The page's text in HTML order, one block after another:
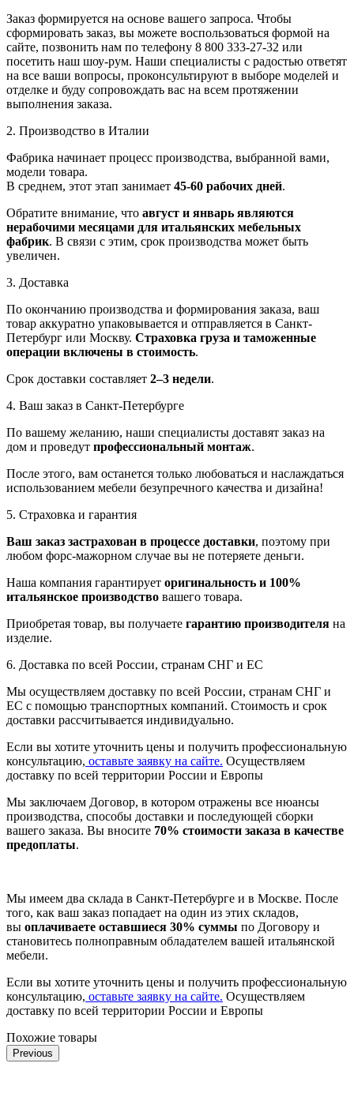
Заказ формируется на основе вашего запроса. Чтобы
сформировать заказ, вы можете воспользоваться формой на
сайте, позвонить нам по телефону 8 800 333-27-32 или
посетить наш шоу-рум. Наши специалисты с радостью ответят
на все ваши вопросы, проконсультируют в выборе моделей и
отделке и буду сопровождать вас на всем протяжении
выполнения заказа.
2. Производство в Италии
Фабрика начинает процесс производства, выбранной вами,
модели товара.
В среднем, этот этап занимает 45-60 рабочих дней.
Обратите внимание, что август и январь являются
нерабочими месяцами для итальянских мебельных
фабрик. В связи с этим, срок производства может быть
увеличен.
3. Доставка
По окончанию производства и формирования заказа, ваш
товар аккуратно упаковывается и отправляется в Санкт-
Петербург или Москву. Страховка груза и таможенные
операции включены в стоимость.
Срок доставки составляет 2–3 недели.
4. Ваш заказ в Санкт-Петербурге
По вашему желанию, наши специалисты доставят заказ на
дом и проведут профессиональный монтаж.
После этого, вам останется только любоваться и наслаждаться
использованием мебели безупречного качества и дизайна!
5. Страховка и гарантия
Ваш заказ застрахован в процессе доставки, поэтому при
любом форс-мажорном случае вы не потеряете деньги.
Наша компания гарантирует оригинальность и 100%
итальянское производство вашего товара.
Приобретая товар, вы получаете гарантию производителя на
изделие.
6. Доставка по всей России, странам СНГ и ЕС
Мы осуществляем доставку по всей России, странам СНГ и
ЕС с помощью транспортных компаний. Стоимость и срок
доставки рассчитывается индивидуально.
Если вы хотите уточнить цены и получить профессиональную
консультацию, оставьте заявку на сайте. Осуществляем
доставку по всей территории России и Европы
Мы заключаем Договор, в котором отражены все нюансы
производства, способы доставки и последующей сборки
вашего заказа. Вы вносите 70% стоимости заказа в качестве
предоплаты.
Мы имеем два склада в Санкт-Петербурге и в Москве. После
того, как ваш заказ попадает на один из этих складов,
вы оплачиваете оставшиеся 30% суммы по Договору и
становитесь полноправным обладателем вашей итальянской
мебели.
Если вы хотите уточнить цены и получить профессиональную
консультацию, оставьте заявку на сайте. Осуществляем
доставку по всей территории России и Европы
Похожие товары
Previous